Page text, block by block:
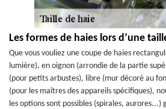
Les formes de haies lors d’une
Que vous vouliez une coupe de haies
lumière), en oignon (arrondie de la partie
(pour petits arbustes), libre (mur décoré au
(pour les maîtres des appareils spécifiques),
les options sont possibles (spirales, aurores...)